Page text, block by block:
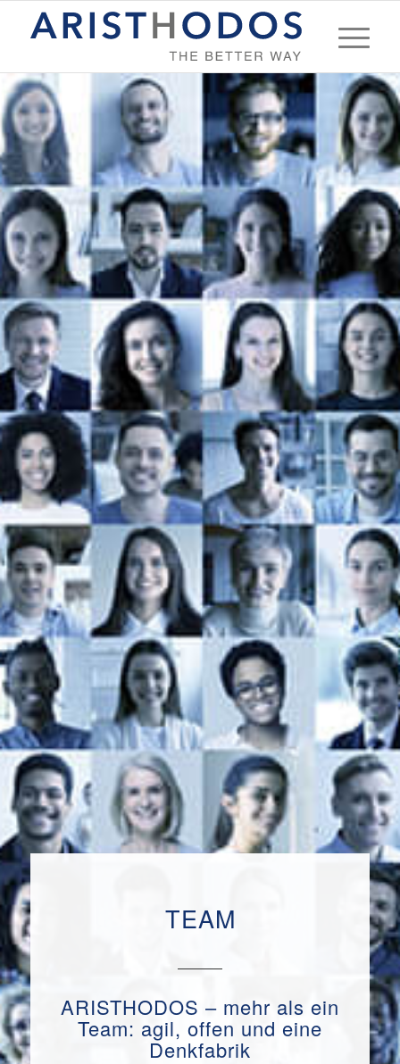
TEAM
ARISTHODOS – mehr als ein
Team: agil, offen und eine
Denkfabrik